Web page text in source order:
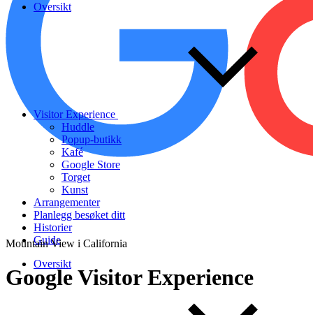
Oversikt
Visitor Experience
Huddle
Popup-butikk
Kafé
Google Store
Torget
Kunst
Arrangementer
Planlegg besøket ditt
Historier
Guide
Oversikt
Mountain View i California
GoogleVisitor Experience